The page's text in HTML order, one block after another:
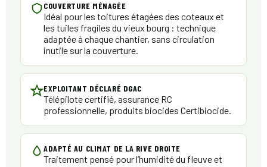
COUVERTURE MÉNAGÉE
Idéal pour les toitures étagées des coteaux et
les tuiles fragiles du vieux bourg : technique
adaptée à chaque chantier, sans circulation
inutile sur la couverture.
EXPLOITANT DÉCLARÉ DGAC
Télépilote certifié, assurance RC
professionnelle, produits biocides Certibiocide.
ADAPTÉ AU CLIMAT DE LA RIVE DROITE
Traitement pensé pour l’humidité du fleuve et